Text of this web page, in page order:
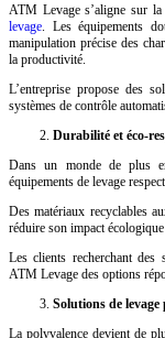
ATM Levage s’aligne sur la
levage. Les équipements
manipulation précise des
la productivité.
L’entreprise propose des
systèmes de contrôle
Durabilité et éco-
Dans un monde de plus
équipements de levage
Des matériaux recyclables
réduire son impact
Les clients recherchant des
ATM Levage des options
Solutions de levage
La polyvalence devient de